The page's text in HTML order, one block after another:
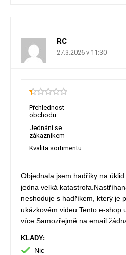
RC
27.3.2026 v 11:30
0.3
Přehlednost
obchodu
Jednání se
zákazníkem
Kvalita sortimentu
Objednala jsem hadříky na
jedna velká
neshoduje s hadříkem, který je
ukázkovém videu.Tento e-shop
více.Samozřejmě na email
KLADY:
Nic